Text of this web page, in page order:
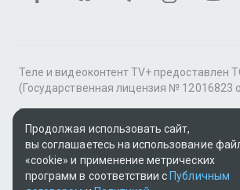
Теле и видеоконтент TV+ предоставлен
(Государственная лицензия № 12016823
В рамках услуги «Видео по подписке» для
фильмов и сериалов tv+» контент
онлайн-кинотеатром MEGOGO.
Поддержка: tvplus@telecom.kz
Продолжая использовать сайт,
вы соглашаетесь на использование
«cookie» и применение метрических
программ в соответствии с Публичным